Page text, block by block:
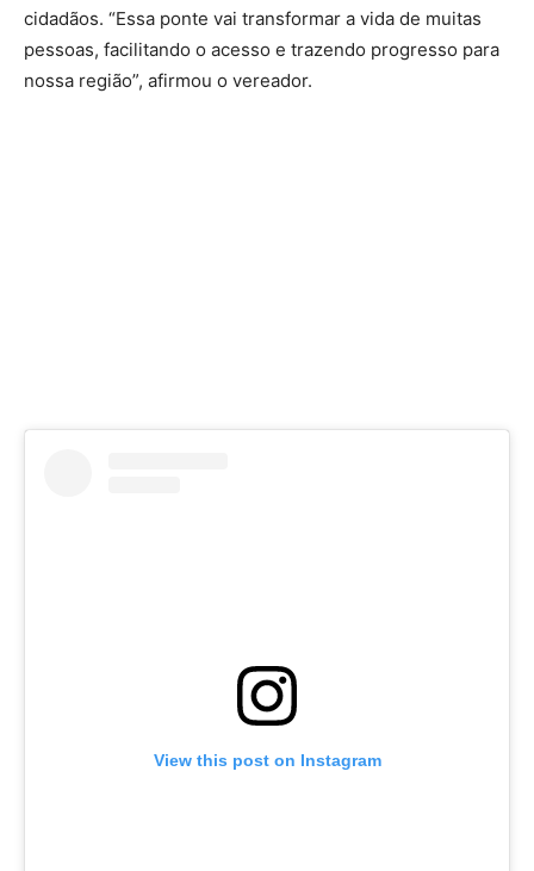
cidadãos. “Essa ponte vai transformar a vida de muitas
pessoas, facilitando o acesso e trazendo progresso para
nossa região”, afirmou o vereador.
View this post on Instagram